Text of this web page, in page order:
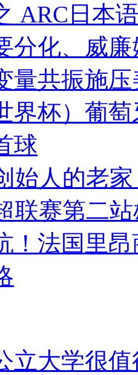
ARC日本
分化、威
共振施压
界杯）葡
球
始人的老
联赛第二
！法国里
立大学很值